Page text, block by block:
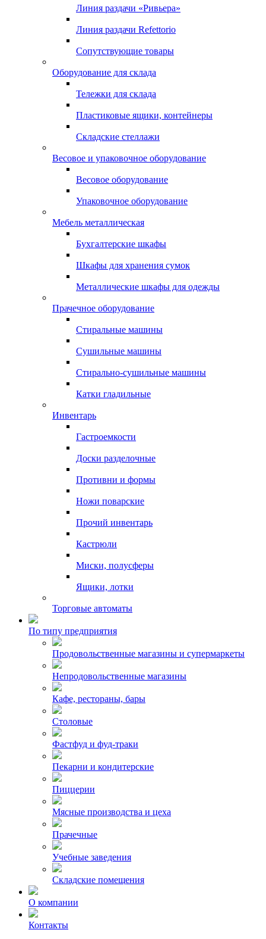
Линия раздачи «Ривьера»
Линия раздачи Refettorio
Сопутствующие товары
Оборудование для склада
Тележки для склада
Пластиковые ящики, контейнеры
Складские стеллажи
Весовое и упаковочное оборудование
Весовое оборудование
Упаковочное оборудование
Мебель металлическая
Бухгалтерские шкафы
Шкафы для хранения сумок
Металлические шкафы для одежды
Прачечное оборудование
Стиральные машины
Сушильные машины
Стирально-сушильные машины
Катки гладильные
Инвентарь
Гастроемкости
Доски разделочные
Противни и формы
Ножи поварские
Прочий инвентарь
Кастрюли
Миски, полусферы
Ящики, лотки
Торговые автоматы
По типу предприятия
Продовольственные магазины и супермаркеты
Непродовольственные магазины
Кафе, рестораны, бары
Столовые
Фастфуд и фуд-траки
Пекарни и кондитерские
Пиццерии
Мясные производства и цеха
Прачечные
Учебные заведения
Складские помещения
О компании
Контакты